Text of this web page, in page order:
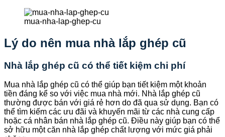
mua-nha-lap-ghep-cu
Lý do nên mua nhà lắp ghép cũ
Nhà lắp ghép cũ có thể tiết kiệm chi phí
Mua nhà lắp ghép cũ có thể giúp bạn tiết kiệm một khoản
tiền đáng kể so với việc mua nhà mới. Nhà lắp ghép cũ
thường được bán với giá rẻ hơn do đã qua sử dụng. Bạn có
thể tìm kiếm các ưu đãi và khuyến mãi từ các nhà cung cấp
hoặc cá nhân bán nhà lắp ghép cũ. Điều này giúp bạn có thể
sở hữu một căn nhà lắp ghép chất lượng với mức giá phải